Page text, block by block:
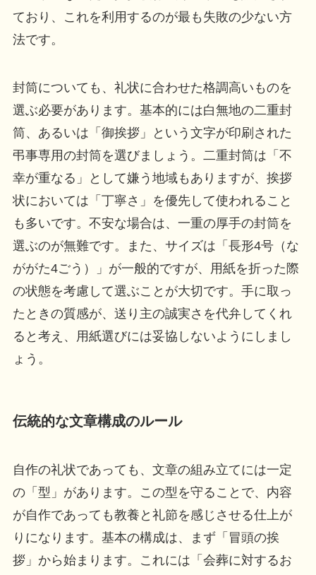
ており、これを利用するのが最も失敗の少ない方
法です。
封筒についても、礼状に合わせた格調高いものを
選ぶ必要があります。基本的には白無地の二重封
筒、あるいは「御挨拶」という文字が印刷された
弔事専用の封筒を選びましょう。二重封筒は「不
幸が重なる」として嫌う地域もありますが、挨拶
状においては「丁寧さ」を優先して使われること
も多いです。不安な場合は、一重の厚手の封筒を
選ぶのが無難です。また、サイズは「長形4号（な
ががた4ごう）」が一般的ですが、用紙を折った際
の状態を考慮して選ぶことが大切です。手に取っ
たときの質感が、送り主の誠実さを代弁してくれ
ると考え、用紙選びには妥協しないようにしまし
ょう。
伝統的な文章構成のルール
自作の礼状であっても、文章の組み立てには一定
の「型」があります。この型を守ることで、内容
が自作であっても教養と礼節を感じさせる仕上が
りになります。基本の構成は、まず「冒頭の挨
拶」から始まります。これには「会葬に対するお